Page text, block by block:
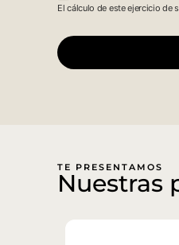
El cálculo de este ejercicio de
TE PRESENTAMOS
Nuestras